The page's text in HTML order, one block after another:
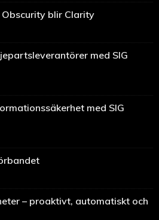
blir Clarity
med SIG
med SIG
– proaktivt, automatiskt och